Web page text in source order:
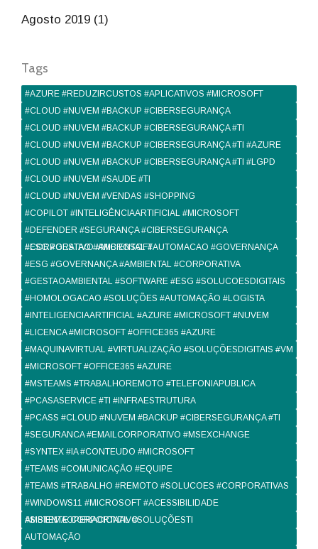
Agosto 2019 (1)
Tags
#AZURE #REDUZIRCUSTOS #APLICATIVOS #MICROSOFT
#CLOUD #NUVEM #BACKUP #CIBERSEGURANÇA
#CLOUD #NUVEM #BACKUP #CIBERSEGURANÇA #TI
#CLOUD #NUVEM #BACKUP #CIBERSEGURANÇA #TI #AZURE
#CLOUD #NUVEM #BACKUP #CIBERSEGURANÇA #TI #LGPD
#CLOUD #NUVEM #SAUDE #TI
#CLOUD #NUVEM #VENDAS #SHOPPING
#COPILOT #INTELIGÊNCIAARTIFICIAL #MICROSOFT
#DEFENDER #SEGURANÇA #CIBERSEGURANÇA
#CORPORATIVO #MICROSOFT
#ESG #GESTAO #AMBIENTAL #AUTOMACAO #GOVERNANÇA
#ESG #GOVERNANÇA #AMBIENTAL #CORPORATIVA
#GESTAOAMBIENTAL #SOFTWARE #ESG #SOLUCOESDIGITAIS
#HOMOLOGACAO #SOLUÇÕES #AUTOMAÇÃO #LOGISTA
#INTELIGENCIAARTIFICIAL #AZURE #MICROSOFT #NUVEM
#LICENCA #MICROSOFT #OFFICE365 #AZURE
#MAQUINAVIRTUAL #VIRTUALIZAÇÃO #SOLUÇÕESDIGITAIS #VM
#MICROSOFT #OFFICE365 #AZURE
#MSTEAMS #TRABALHOREMOTO #TELEFONIAPUBLICA
#PCASASERVICE #TI #INFRAESTRUTURA
#PCASS #CLOUD #NUVEM #BACKUP #CIBERSEGURANÇA #TI
#SEGURANCA #EMAILCORPORATIVO #MSEXCHANGE
#SYNTEX #IA #CONTEUDO #MICROSOFT
#TEAMS #COMUNICAÇÃO #EQUIPE
#TEAMS #TRABALHO #REMOTO #SOLUCOES #CORPORATIVAS
#WINDOWS11 #MICROSOFT #ACESSIBILIDADE
#SISTEMAOPERACIONAL #SOLUÇÕESTI
AMBIENTE CORPORTATIVO
AUTOMAÇÃO